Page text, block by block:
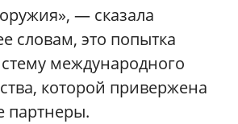
— сказала
словам, это попытка
международного
которой привержена
партнеры.